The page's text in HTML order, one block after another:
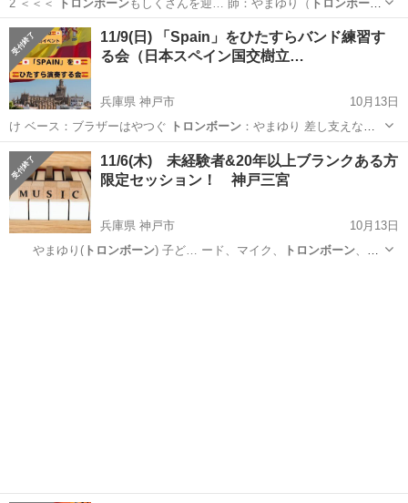
2 ＜＜＜
トロンボーンもしくさんを迎… 師：やまゆり（ トロンボー
ン）苔山航佑（ギ…
兵庫 神戸市 板宿駅 ワークショップ ジャムセッション
11/9(日) 「Spain」をひたすらバンド練習す
る会（日本スペイン国交樹立…
兵庫県 神戸市
10月13日
け ベース：ブラザーはやつぐ
トロンボーン：やまゆり 差し支えな
け…
兵庫 神戸市 ワークショップ エレキギター
11/6(木) 未経験者&20年以上ブランクある方
限定セッション！ 神戸三宮
兵庫県 神戸市
10月13日
やまゆり(トロンボーン ) 子ど… ード、マイク、 トロンボーン、ク